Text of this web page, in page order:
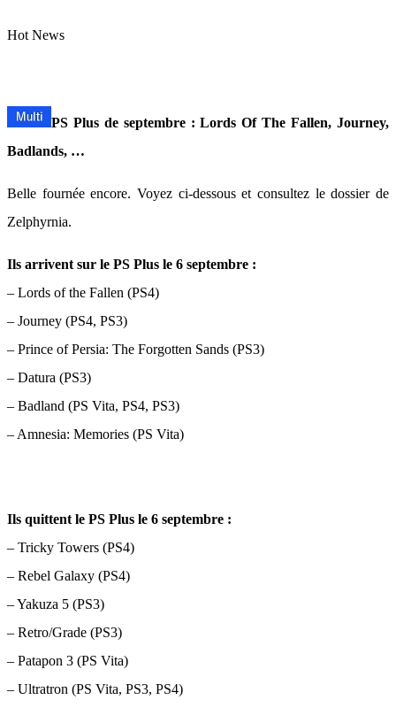
Hot News
PS Plus de septembre : Lords Of The Fallen, Journey,
Badlands, …
Belle fournée encore. Voyez ci-dessous et consultez le dossier de
Zelphyrnia.
Ils arrivent sur le PS Plus le 6 septembre :
– Lords of the Fallen (PS4)
– Journey (PS4, PS3)
– Prince of Persia: The Forgotten Sands (PS3)
– Datura (PS3)
– Badland (PS Vita, PS4, PS3)
– Amnesia: Memories (PS Vita)
Ils quittent le PS Plus le 6 septembre :
– Tricky Towers (PS4)
– Rebel Galaxy (PS4)
– Yakuza 5 (PS3)
– Retro/Grade (PS3)
– Patapon 3 (PS Vita)
– Ultratron (PS Vita, PS3, PS4)